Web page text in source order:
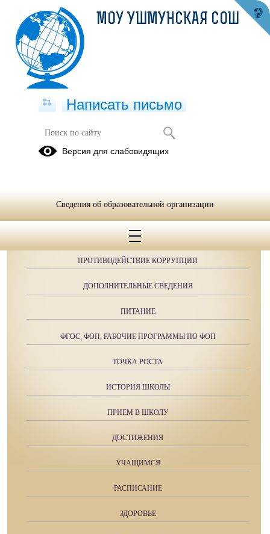
ОБРАЩЕНИЯ ГРАЖДАН
ПРОТИВОДЕЙСТВИЕ КОРРУПЦИИ
ДОПОЛНИТЕЛЬНЫЕ СВЕДЕНИЯ
ПИТАНИЕ
ФГОС, ФОП, РАБОЧИЕ ПРОГРАММЫ ПО ФОП
ТОЧКА РОСТА
ИСТОРИЯ ШКОЛЫ
ПРИЕМ В ШКОЛУ
ДОСТИЖЕНИЯ
УЧАЩИМСЯ
РАСПИСАНИЕ
ЗДОРОВЬЕ
МОУ УШМУНСКАЯ СОШ
Написать письмо
Версия для слабовидящих
Сведения об образовательной организации